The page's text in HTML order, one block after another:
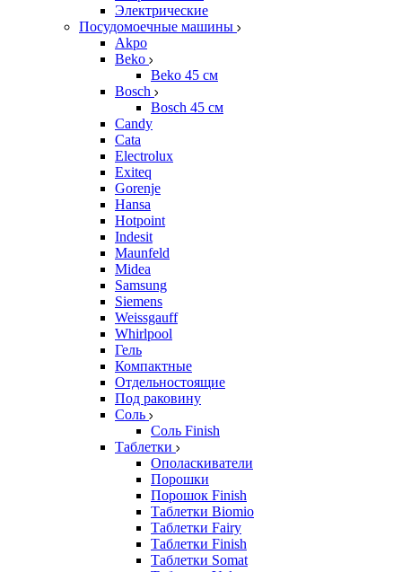
Электрические
Посудомоечные машины
Akpo
Beko
Beko 45 см
Bosch
Bosch 45 см
Candy
Cata
Electrolux
Exiteq
Gorenje
Hansa
Hotpoint
Indesit
Maunfeld
Midea
Samsung
Siemens
Weissgauff
Whirlpool
Гель
Компактные
Отдельностоящие
Под раковину
Соль
Соль Finish
Таблетки
Ополаскиватели
Порошки
Порошок Finish
Таблетки Biomio
Таблетки Fairy
Таблетки Finish
Таблетки Somat